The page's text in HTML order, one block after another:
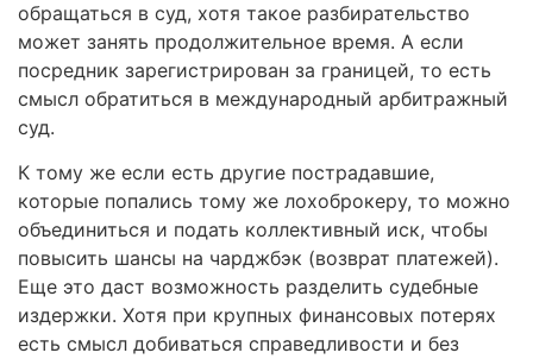
обращаться в суд, хотя такое разбирательство
может занять продолжительное время. А если
посредник зарегистрирован за границей, то есть
смысл обратиться в международный арбитражный
суд.
К тому же если есть другие пострадавшие,
которые попались тому же лохоброкеру, то можно
объединиться и подать коллективный иск, чтобы
повысить шансы на чарджбэк (возврат платежей).
Еще это даст возможность разделить судебные
издержки. Хотя при крупных финансовых потерях
есть смысл добиваться справедливости и без